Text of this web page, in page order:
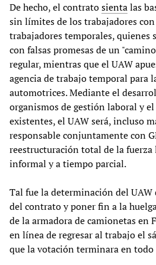
De hecho, el contratosientalas
sin límites de los trabajadores
trabajadores temporales, quienes
con falsas promesas de un
regular, mientras que el UAW
agencia de trabajo temporal para
automotrices. Mediante el
organismos de gestión laboral y
existentes, el UAW será, incluso
responsable conjuntamente con
reestructuración total de la
informal y a tiempo parcial.
Tal fue la determinación del
del contrato y poner fin a la
de la armadora de camionetas en
en línea de regresar al trabajo el
que la votación terminara en todo